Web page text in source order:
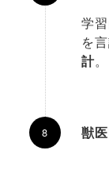
学
を
計。
獣